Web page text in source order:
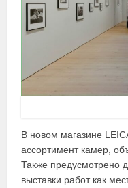
В новом магазине
ассортимент камер,
Также предусмотрено
выставки работ как